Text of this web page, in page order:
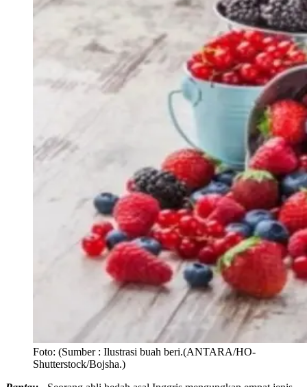
Foto: (Sumber : Ilustrasi buah beri.(ANTARA/HO-
Shutterstock/Bojsha.)